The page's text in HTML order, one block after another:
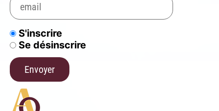
S'inscrire
Se désinscrire